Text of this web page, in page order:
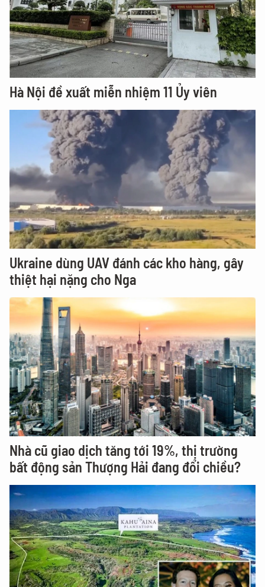
Hà Nội đề xuất miễn nhiệm 11 Ủy viên
Ukraine dùng UAV đánh các kho hàng, gây
thiệt hại nặng cho Nga
Nhà cũ giao dịch tăng tới 19%, thị trường
bất động sản Thượng Hải đang đổi chiều?